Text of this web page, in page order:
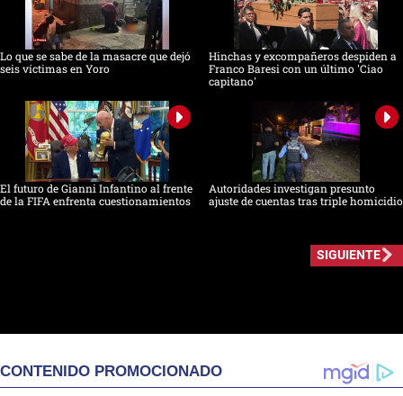
Lo que se sabe de la masacre que dejó
seis víctimas en Yoro
Hinchas y excompañeros despiden a
Franco Baresi con un último 'Ciao
capitano'
El futuro de Gianni Infantino al frente
de la FIFA enfrenta cuestionamientos
Autoridades investigan presunto
ajuste de cuentas tras triple homicidio
SIGUIENTE
CONTENIDO PROMOCIONADO